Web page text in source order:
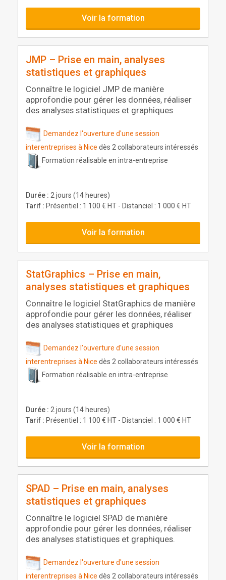
Voir la formation
JMP – Prise en main, analyses
statistiques et graphiques
Connaître le logiciel JMP de manière
approfondie pour gérer les données, réaliser
des analyses statistiques et graphiques
Demandez l'ouverture d'une session
interentreprises à Nice dès 2 collaborateurs intéressés
Formation réalisable en intra-entreprise
Durée : 2 jours (14 heures)
Tarif : Présentiel : 1 100 € HT - Distanciel : 1 000 € HT
Voir la formation
StatGraphics – Prise en main,
analyses statistiques et graphiques
Connaître le logiciel StatGraphics de manière
approfondie pour gérer les données, réaliser
des analyses statistiques et graphiques
Demandez l'ouverture d'une session
interentreprises à Nice dès 2 collaborateurs intéressés
Formation réalisable en intra-entreprise
Durée : 2 jours (14 heures)
Tarif : Présentiel : 1 100 € HT - Distanciel : 1 000 € HT
Voir la formation
SPAD – Prise en main, analyses
statistiques et graphiques
Connaître le logiciel SPAD de manière
approfondie pour gérer les données, réaliser
des analyses statistiques et graphiques.
Demandez l'ouverture d'une session
interentreprises à Nice dès 2 collaborateurs intéressés